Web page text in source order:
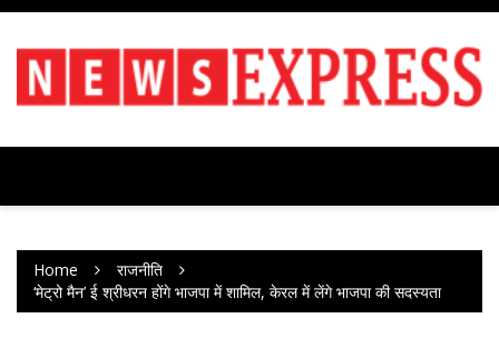
Skip
content
Home
राजनीति
‘मेट्रो मैन’ ई श्रीधरन होंगे भाजपा में शामिल, केरल में लेंगे भाजपा की सदस्यता